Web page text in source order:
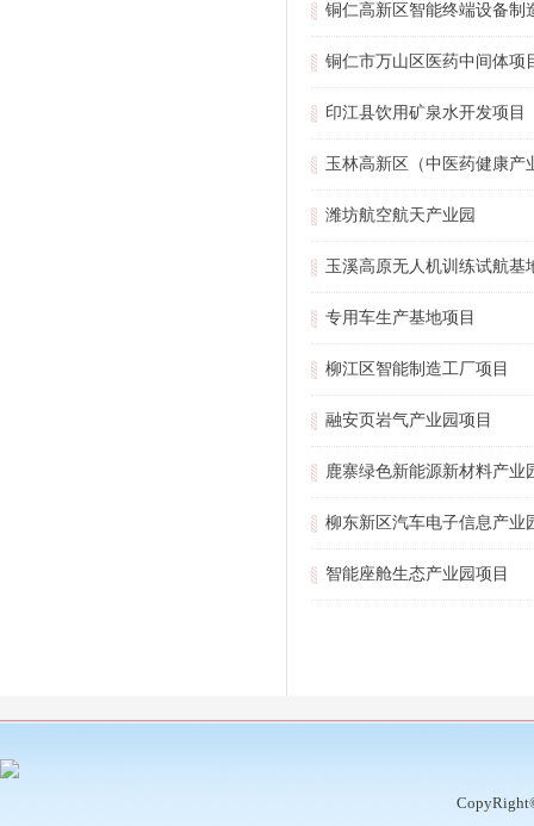
铜仁高新区智能终端设备制
铜仁市万山区医药中间体项
印江县饮用矿泉水开发项目
玉林高新区（中医药健康产
潍坊航空航天产业园
玉溪高原无人机训练试航基
专用车生产基地项目
柳江区智能制造工厂项目
融安页岩气产业园项目
鹿寨绿色新能源新材料产业
柳东新区汽车电子信息产业
智能座舱生态产业园项目